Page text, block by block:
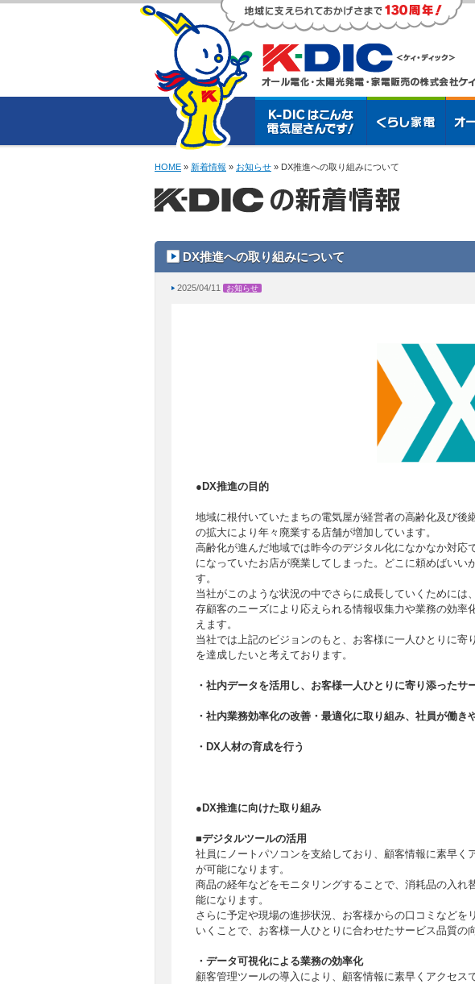
HOME » 新着情報 » お知らせ » DX推進への取り組みについて
DX推進への取り組みについて
2025/04/11 お知らせ
●DX推進の目的
地域に根付いていたまちの電気屋が経営者の高齢化及び後
の拡大により年々廃業する店舗が増加しています。
高齢化が進んだ地域では昨今のデジタル化になかなか対応
になっていたお店が廃業してしまった。どこに頼めばいい
す。
当社がこのような状況の中でさらに成長していくためには
存顧客のニーズにより応えられる情報収集力や業務の効率
えます。
当社では上記のビジョンのもと、お客様に一人ひとりに寄
を達成したいと考えております。
・社内データを活用し、お客様一人ひとりに寄り添ったサ
・社内業務効率化の改善・最適化に取り組み、社員が働き
・DX人材の育成を行う
●DX推進に向けた取り組み
■デジタルツールの活用
社員にノートパソコンを支給しており、顧客情報に素早く
が可能になります。
商品の経年などをモニタリングすることで、消耗品の入れ
能になります。
さらに予定や現場の進捗状況、お客様からの口コミなどを
いくことで、お客様一人ひとりに合わせたサービス品質の
・データ可視化による業務の効率化
顧客管理ツールの導入により、顧客情報に素早くアクセス